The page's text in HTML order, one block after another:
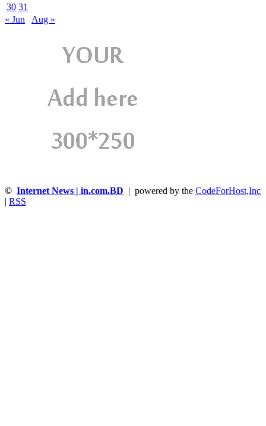
30 31
« Jun
Aug »
© Internet News | in.com.BD | powered by the CodeForHost,Inc
RSS